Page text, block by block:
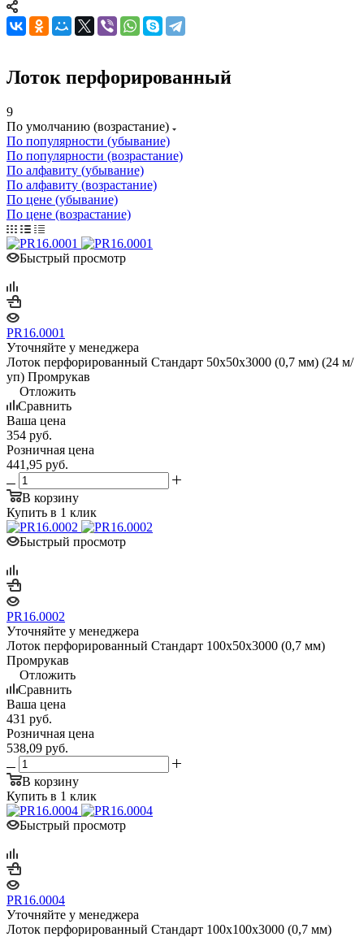
Лоток перфорированный
9
По умолчанию (возрастание)
По популярности (убывание)
По популярности (возрастание)
По алфавиту (убывание)
По алфавиту (возрастание)
По цене (убывание)
По цене (возрастание)
Быстрый просмотр
PR16.0001
Уточняйте у менеджера
Лоток перфорированный Стандарт 50х50х3000 (0,7 мм) (24 м/
уп) Промрукав
Отложить
Сравнить
Ваша цена
354 руб.
Розничная цена
441,95 руб.
В корзину
Купить в 1 клик
Быстрый просмотр
PR16.0002
Уточняйте у менеджера
Лоток перфорированный Стандарт 100х50х3000 (0,7 мм)
Промрукав
Отложить
Сравнить
Ваша цена
431 руб.
Розничная цена
538,09 руб.
В корзину
Купить в 1 клик
Быстрый просмотр
PR16.0004
Уточняйте у менеджера
Лоток перфорированный Стандарт 100х100х3000 (0,7 мм)